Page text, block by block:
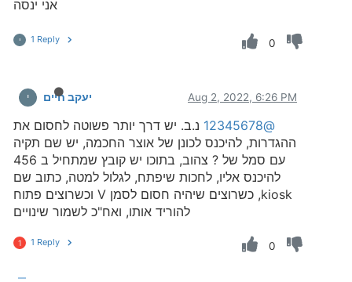
אני ינסה
י 1 Reply 0
י יעקב חיים Aug 2, 2022, 6:26 PM
@12345678
נ.ב. יש דרך יותר פשוטה לחסום את
ההגדרות, להיכנס לכונן של אוצר החכמה, יש שם תקיה
עם סמל של ? צהוב, בתוכו יש קובץ שמתחיל ב 456
להיכנס אליו, לחכות שיפתח, לגלול למטה, כתוב שם
kiosk, כשרוצים שיהיה חסום לסמן V וכשרוצים פתוח
להוריד אותו, ואח"כ לשמור שינויים
1 1 Reply 0